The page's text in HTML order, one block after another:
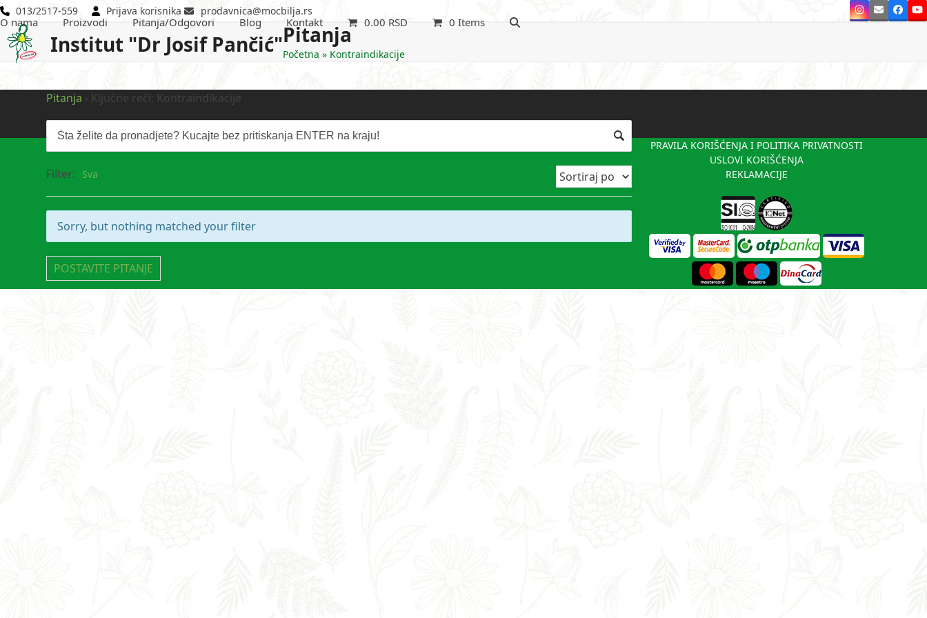
Skip
to
content
013/2517-559 Prijava korisnika prodavnica@mocbilja.rs Instagram
Email
Institut "Dr Josif Pančić"
O nama Proizvodi Pitanja/Odgovori Blog Kontakt 0.00 RSD 0 Items
Pitanja
Početna » Kontraindikacije
Pitanja › Ključne reči: Kontraindikacije
Filter: Sva
Sorry, but nothing matched your filter
POSTAVITE PITANJE
PRAVILA KORIŠĆENJA I POLITIKA PRIVATNOSTI
USLOVI KORIŠĆENJA
REKLAMACIJE